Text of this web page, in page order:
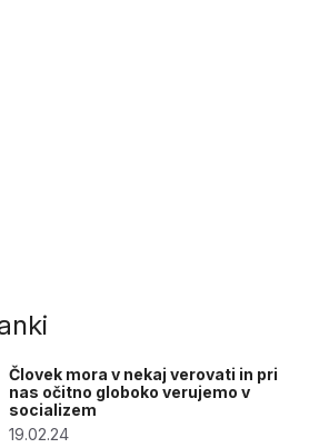
Človek mora v nekaj verovati in pri
nas očitno globoko verujemo v
socializem
19.02.24